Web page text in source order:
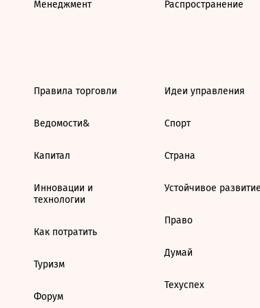
Менеджмент Распространение
Правила торговли
Ведомости&
Капитал
Инновации и
технологии
Как потратить
Туризм
Форум
Идеи управления
Спорт
Страна
Устойчивое
Право
Думай
Техуспех